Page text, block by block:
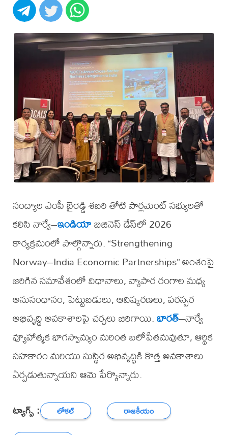
నంద్యాల ఎంపీ బైరెడ్డి శబరి తోటి పార్లమెంట్ సభ్యులతో
కలిసి నార్వే–ఇండియాబిజినెస్ డేస్‌లో 2026
కార్యక్రమంలో పాల్గొన్నారు. “Strengthening
Norway–India Economic Partnerships” అంశంపై
జరిగిన సమావేశంలో విధానాలు, వ్యాపార రంగాల మధ్య
అనుసంధానం, పెట్టుబడులు, ఆవిష్కరణలు, పరస్పర
అభివృద్ధి అవకాశాలపై చర్చలు జరిగాయి.భారత్–నార్వే
వ్యూహాత్మక భాగస్వామ్యం మరింత బలోపేతమవుతూ, ఆర్థిక
సహకారం మరియు సుస్థిర అభివృద్ధికి కొత్త అవకాశాలు
ఏర్పడుతున్నాయని ఆమె పేర్కొన్నారు.
ట్యాగ్స్ : లోకల్
రాజకీయం